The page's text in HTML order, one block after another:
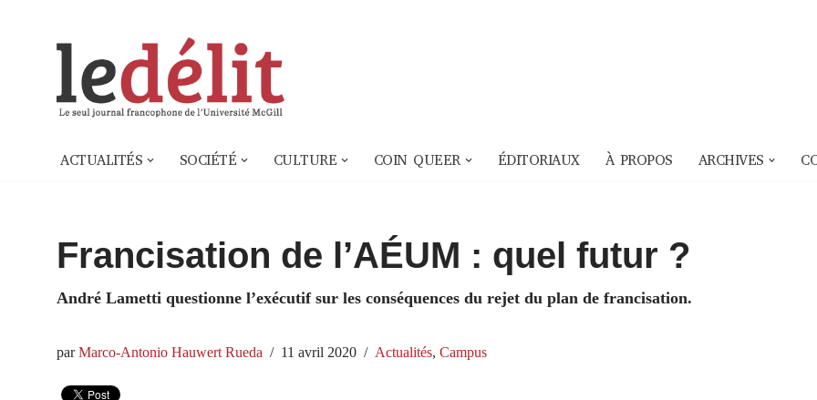
ACTUALITÉS SOCIÉTÉ CULTURE COIN QUEER ÉDITORIAUX À PROPOS ARCHIVES
Francisation de l’AÉUM : quel futur ?
André Lametti questionne l’exécutif sur les conséquences du rejet du plan de francisation.
parMarco-Antonio Hauwert Rueda 11 avril 2020 Actualités, Campus